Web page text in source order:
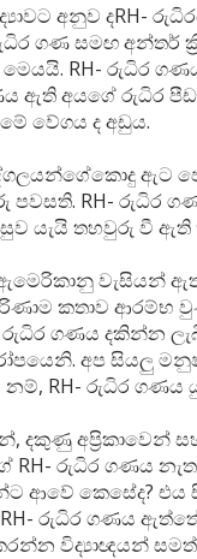
අනුව දRH-
ගණ සමඟ අන්තර්
RH- රුධිර
ඇති අයගේ රුධිර
වේගය ද අඩුය.
ඇට
පවසති. RH- රුධිර
යැයි තහවුරු වී
වැසියන්
කතාව ආරම්භ
රුධිර ගණය දකින්න
අප සියලු
නම්, RH- රුධිර ගණය
දකුණු
RH- රුධිර ගණය
ආවේ කෙසේද? එය
RH- රුධිර ගණය
කරන්න විද්‍යාඥයන්